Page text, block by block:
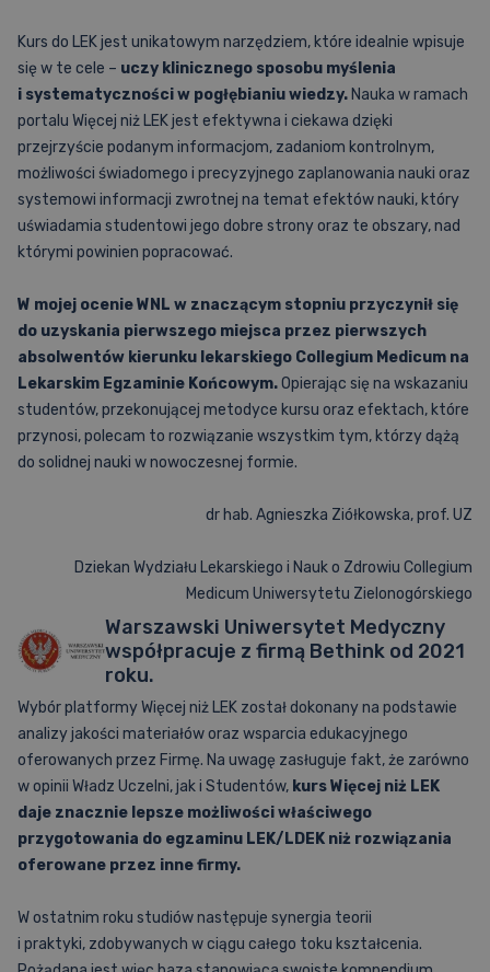
Kurs do LEK jest unikatowym narzędziem, które idealnie wpisuje
się w te cele – uczy klinicznego sposobu myślenia
i systematyczności w pogłębianiu wiedzy. Nauka w ramach
portalu Więcej niż LEK jest efektywna i ciekawa dzięki
przejrzyście podanym informacjom, zadaniom kontrolnym,
możliwości świadomego i precyzyjnego zaplanowania nauki oraz
systemowi informacji zwrotnej na temat efektów nauki, który
uświadamia studentowi jego dobre strony oraz te obszary, nad
którymi powinien popracować.
W mojej ocenie WNL w znaczącym stopniu przyczynił się
do uzyskania pierwszego miejsca przez pierwszych
absolwentów kierunku lekarskiego Collegium Medicum na
Lekarskim Egzaminie Końcowym.Opierając się na wskazaniu
studentów, przekonującej metodyce kursu oraz efektach, które
przynosi, polecam to rozwiązanie wszystkim tym, którzy dążą
do solidnej nauki w nowoczesnej formie.
dr hab. Agnieszka Ziółkowska, prof. UZ
Dziekan Wydziału Lekarskiego i Nauk o Zdrowiu Collegium
Medicum Uniwersytetu Zielonogórskiego
Warszawski Uniwersytet Medyczny
współpracuje z firmą Bethink od 2021
roku.
Wybór platformy Więcej niż LEK został dokonany na podstawie
analizy jakości materiałów oraz wsparcia edukacyjnego
oferowanych przez Firmę. Na uwagę zasługuje fakt, że zarówno
w opinii Władz Uczelni, jak i Studentów, kurs Więcej niż LEK
daje znacznie lepsze możliwości właściwego
przygotowania do egzaminu LEK/LDEK niż rozwiązania
oferowane przez inne firmy.
W ostatnim roku studiów następuje synergia teorii
i praktyki, zdobywanych w ciągu całego toku kształcenia.